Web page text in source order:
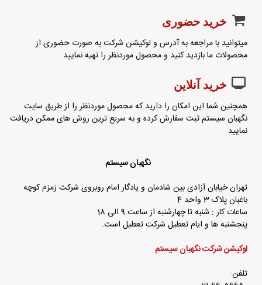
خرید حضوری
میتوانید با مراجعه به آدرس و لوکیشن شرکت به صورت حضوری از
محصولات ما بازدید کنید و محصول موردنظر را تهیه نمایید
خرید آنلاین
همچنین شما این امکان را دارید که محصول موردنظر را از طریق سایت
نگهبان سیستم ثبت سفارش کرده و به سریع ترین روش های ممکن دریافت
نمایید
نگهبان سیستم
تهران خیابان آزادی بین شادمان و یادگار امام روبروی شرکت زمزم کوچه
باغبان پلاک 3 واحد 4
ساعات کار : شنبه تا چهارشنبه از ساعت 9 الی 18
پنجشنبه ها و ایام تعطیل شرکت تعطیل است.
لوکیشن شرکت نگهبان سیستم
تلفن: